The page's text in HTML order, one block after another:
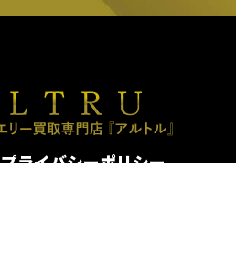
プライバシーポリシー